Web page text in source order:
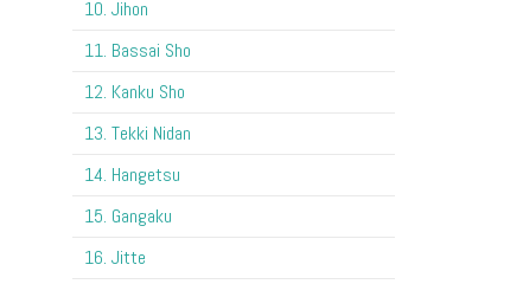
10. Jihon
11. Bassai Sho
12. Kanku Sho
13. Tekki Nidan
14. Hangetsu
15. Gangaku
16. Jitte